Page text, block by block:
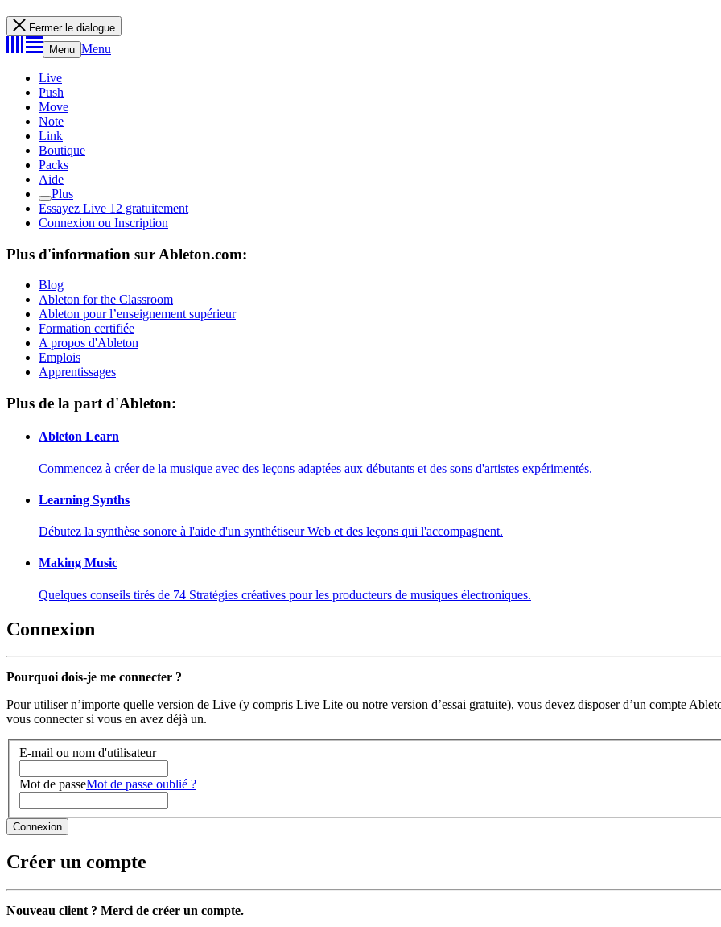
Fermer le dialogue
Menu Menu
Live
Push
Move
Note
Link
Boutique
Packs
Aide
Plus
Essayez Live 12 gratuitement
Connexion ou Inscription
Plus d'information sur Ableton.com:
Blog
Ableton for the Classroom
Ableton pour l’enseignement supérieur
Formation certifiée
A propos d'Ableton
Emplois
Apprentissages
Plus de la part d'Ableton:
Ableton Learn
Commencez à créer de la musique avec des leçons adaptées aux débutants et des sons d'artistes expérimentés.
Learning Synths
Débutez la synthèse sonore à l'aide d'un synthétiseur Web et des leçons qui l'accompagnent.
Making Music
Quelques conseils tirés de 74 Stratégies créatives pour les producteurs de musiques électroniques.
Connexion
Pourquoi dois-je me connecter ?
Pour utiliser n’importe quelle version de Live (y compris Live Lite ou notre version d’essai gratuite), vous devez disposer d’un compte
vous connecter si vous en avez déjà un.
E-mail ou nom d'utilisateur
Mot de passeMot de passe oublié ?
Créer un compte
Nouveau client ? Merci de créer un compte.